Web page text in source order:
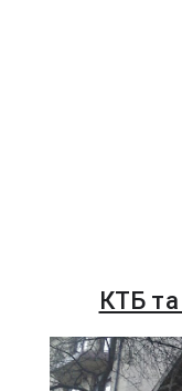
КТБ та